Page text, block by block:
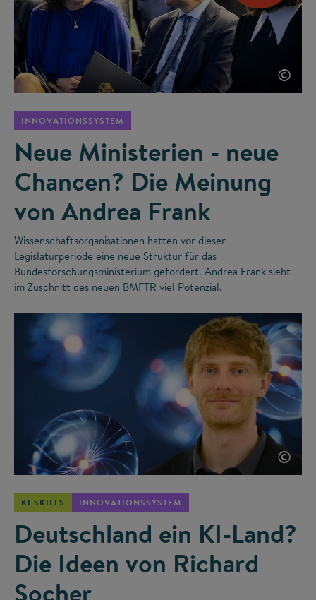
©
INNOVATIONSSYSTEM
Neue Ministerien - neue
Chancen? Die Meinung
von Andrea Frank
Wissenschaftsorganisationen hatten vor dieser
Legislaturperiode eine neue Struktur für das
Bundesforschungsministerium gefordert. Andrea Frank sieht
im Zuschnitt des neuen BMFTR viel Potenzial.
©
KI SKILLS INNOVATIONSSYSTEM
Deutschland ein KI-Land?
Die Ideen von Richard